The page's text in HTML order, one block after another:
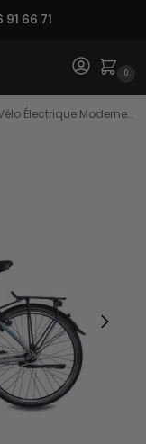
91 66 71
0
Électrique Moderne pour Femme